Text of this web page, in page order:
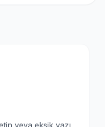
veya eksik yazı